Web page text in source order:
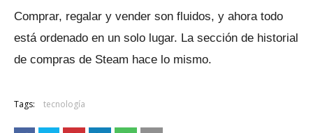
Comprar, regalar y vender son fluidos, y ahora todo
está ordenado en un solo lugar. La sección de historial
de compras de Steam hace lo mismo.
Tags: tecnología